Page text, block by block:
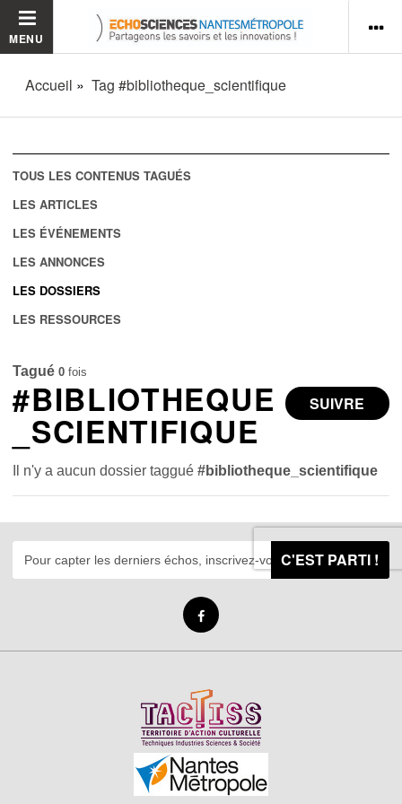
MENU
Accueil Tag #bibliotheque_scientifique
TOUS LES CONTENUS TAGUÉS
LES ARTICLES
LES ÉVÉNEMENTS
LES ANNONCES
LES DOSSIERS
LES RESSOURCES
Tagué 0 fois
SUIVRE
#BIBLIOTHEQUE
_SCIENTIFIQUE
Il n'y a aucun dossier taggué#bibliotheque_scientifique
C'EST PARTI !